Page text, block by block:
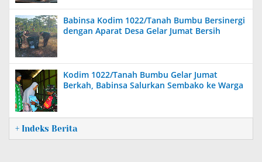
Babinsa Kodim 1022/Tanah Bumbu Bersinergi
dengan Aparat Desa Gelar Jumat Bersih
Kodim 1022/Tanah Bumbu Gelar Jumat
Berkah, Babinsa Salurkan Sembako ke Warga
+ Indeks Berita